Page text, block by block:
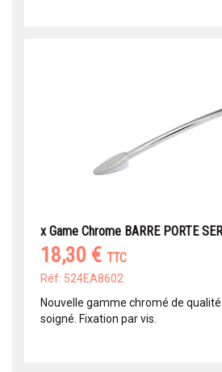
x Game Chrome BARRE PORTE
18,30 € TTC
Réf: 524EA8602
Nouvelle gamme chromé de
soigné. Fixation par vis.